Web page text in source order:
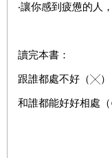
‧讓你感到疲憊的人
讀完本書：
跟誰都處不好（╳）
和誰都能好好相處（